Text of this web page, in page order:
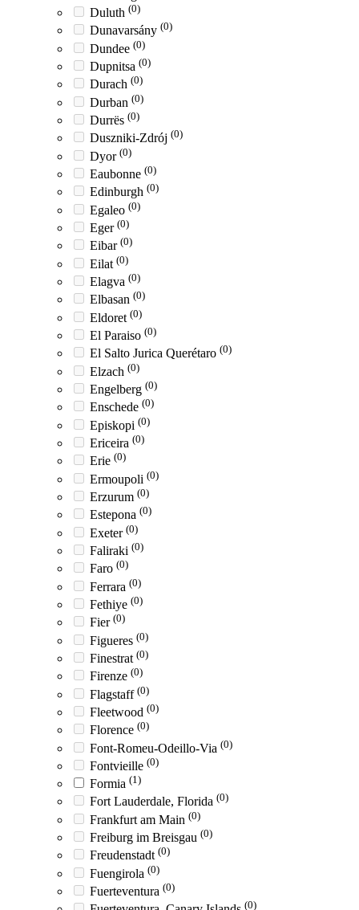
Duluth (0)
Dunavarsány (0)
Dundee (0)
Dupnitsa (0)
Durach (0)
Durban (0)
Durrës (0)
Duszniki-Zdrój (0)
Dyor (0)
Eaubonne (0)
Edinburgh (0)
Egaleo (0)
Eger (0)
Eibar (0)
Eilat (0)
Elagva (0)
Elbasan (0)
Eldoret (0)
El Paraiso (0)
El Salto Jurica Querétaro (0)
Elzach (0)
Engelberg (0)
Enschede (0)
Episkopi (0)
Ericeira (0)
Erie (0)
Ermoupoli (0)
Erzurum (0)
Estepona (0)
Exeter (0)
Faliraki (0)
Faro (0)
Ferrara (0)
Fethiye (0)
Fier (0)
Figueres (0)
Finestrat (0)
Firenze (0)
Flagstaff (0)
Fleetwood (0)
Florence (0)
Font-Romeu-Odeillo-Via (0)
Fontvieille (0)
Formia (1)
Fort Lauderdale, Florida (0)
Frankfurt am Main (0)
Freiburg im Breisgau (0)
Freudenstadt (0)
Fuengirola (0)
Fuerteventura (0)
(0)